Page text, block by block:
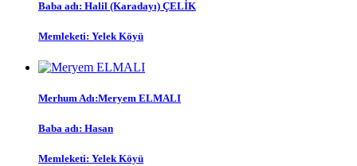
Baba adı: Halil (Karadayı) ÇELİK
Memleketi: Yelek Köyü
Merhum Adı:Meryem ELMALI
Baba adı: Hasan
Memleketi: Yelek Köyü